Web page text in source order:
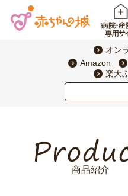
オン
Amazon
楽天
商品紹介